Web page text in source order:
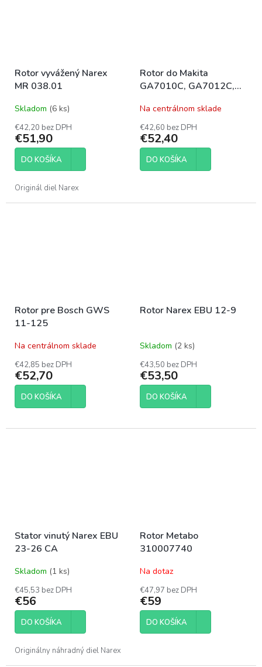
Rotor vyvážený Narex
MR 038.01
Skladom (6 ks)
€42,20 bez DPH
€51,90
DO KOŠÍKA
Originál diel Narex
Rotor do Makita
GA7010C, GA7012C,
Na centrálnom sklade
€42,60 bez DPH
€52,40
DO KOŠÍKA
Rotor pre Bosch GWS
11-125
Na centrálnom sklade
€42,85 bez DPH
€52,70
DO KOŠÍKA
Rotor Narex EBU 12-9
Skladom (2 ks)
€43,50 bez DPH
€53,50
DO KOŠÍKA
Stator vinutý Narex EBU
23-26 CA
Skladom (1 ks)
€45,53 bez DPH
€56
DO KOŠÍKA
Originálny náhradný diel Narex
Rotor Metabo
310007740
Na dotaz
€47,97 bez DPH
€59
DO KOŠÍKA